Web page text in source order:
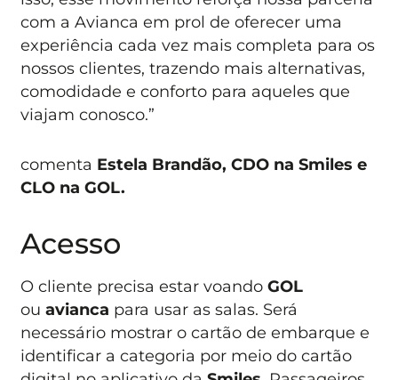
com a Avianca em prol de oferecer uma
experiência cada vez mais completa para os
nossos clientes, trazendo mais alternativas,
comodidade e conforto para aqueles que
viajam conosco.”
comenta Estela Brandão, CDO na Smiles e
CLO na GOL.
Acesso
O cliente precisa estar voandoGOL
ouavianca para usar as salas. Será
necessário mostrar o cartão de embarque e
identificar a categoria por meio do cartão